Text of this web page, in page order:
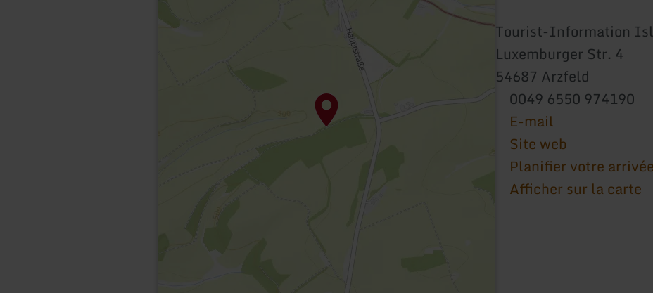
Tourist-Information
Luxemburger Str. 4
54687 Arzfeld
0049 6550 974190
E-mail
Site web
Planifier votre arrivée
Afficher sur la carte